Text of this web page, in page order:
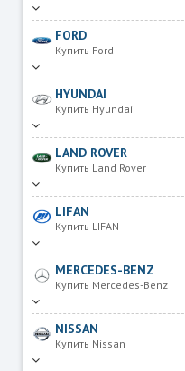
FORD
Купить Ford
HYUNDAI
Купить Hyundai
LAND ROVER
Купить Land Rover
LIFAN
Купить LIFAN
MERCEDES-BENZ
Купить Mercedes-Benz
NISSAN
Купить Nissan